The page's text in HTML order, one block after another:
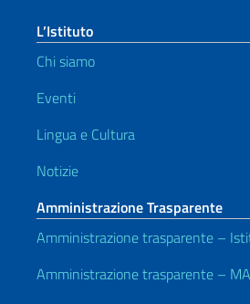
L’Istituto
Chi siamo
Eventi
Lingua e Cultura
Notizie
Amministrazione Trasparente
Amministrazione trasparente –
Amministrazione trasparente –